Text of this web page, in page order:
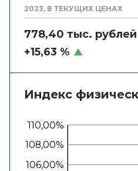
2023, В ТЕКУЩИХ ЦЕНАХ
778,40 тыс. рублей
+15,63 %
Индекс
106,00%
108,00%
110,00%